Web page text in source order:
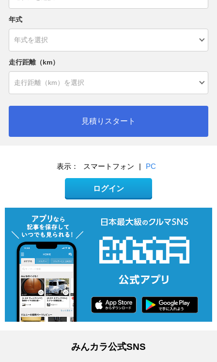
年式
走行距離（km）
見積りスタート
表示： スマートフォン | PC
ログイン
みんカラ公式SNS